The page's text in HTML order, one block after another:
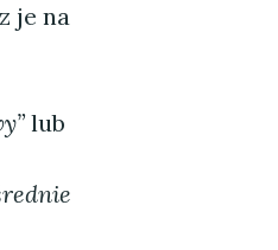
je na
lub